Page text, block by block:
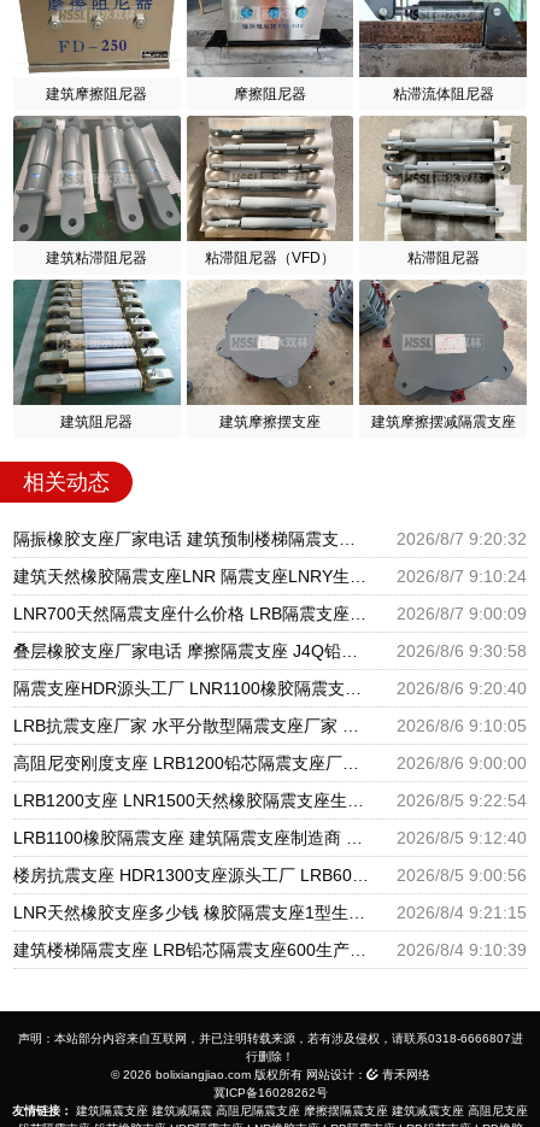
建筑摩擦阻尼器 摩擦阻尼器 粘滞流体阻尼器
建筑粘滞阻尼器 粘滞阻尼器（VFD） 粘滞阻尼器
建筑阻尼器 建筑摩擦摆支座 建筑摩擦摆减隔震支座
相关动态
2026/8/7 9:20:32
2026/8/7 9:10:24
2026/8/7 9:00:09
2026/8/6 9:30:58
2026/8/6 9:20:40
2026/8/6 9:10:05
2026/8/6 9:00:00
2026/8/5 9:22:54
2026/8/5 9:12:40
2026/8/5 9:00:56
2026/8/4 9:21:15
2026/8/4 9:10:39
声明：本站部分内容来自互联网，并已注明转载来源，若有涉及侵权，请联系0318-6666807进
行删除！
© 2026 bolixiangjiao.com 版权所有 网站设计：
青禾网络
冀ICP备16028262号
友情链接：
建筑隔震支座 建筑减隔震 高阻尼隔震支座 摩擦摆隔震支座 建筑减震支座 高阻尼支座